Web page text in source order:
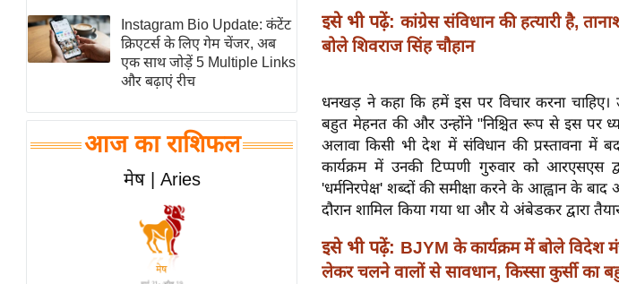
स्तंभ
एम.
आर.
चाय पर
समीक्षा
Instagram Bio Update: कंटेंट
क्रिएटर्स के लिए गेम चेंजर, अब
एक साथ जोड़ें 5 Multiple Links
और बढ़ाएं रीच
आज का राशिफल
मेष | Aries
इसे भी पढ़ें: कांग्रेस संविधान की हत्यारी है,
बोले शिवराज सिंह चौहान
धनखड़ ने कहा कि हमें इस पर विचार करना
बहुत मेहनत की और उन्होंने "निश्चित रूप से इस पर
अलावा किसी भी देश में संविधान की प्रस्तावना में
कार्यक्रम में उनकी टिप्पणी गुरुवार को आरएसएस
'धर्मनिरपेक्ष' शब्दों की समीक्षा करने के आह्वान के
दौरान शामिल किया गया था और ये अंबेडकर द्वारा
इसे भी पढ़ें: BJYM के कार्यक्रम में बोले विदेश
लेकर चलने वालों से सावधान, किस्सा कुर्सी का